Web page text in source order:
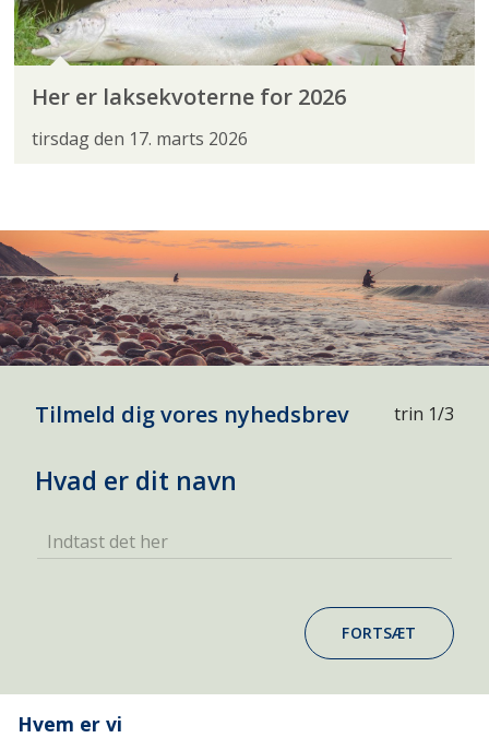
Her er laksekvoterne for 2026
tirsdag den 17. marts 2026
Tilmeld dig vores nyhedsbrev trin 1/3
Hvad er dit navn
Indtast det her
FORTSÆT
Hvem er vi